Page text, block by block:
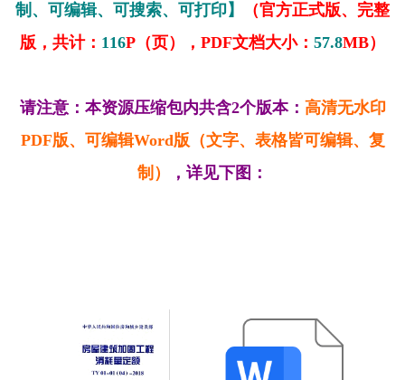
制、可编辑、可搜索、可打印】
（官方正式版、完整
版，共计： 116P（页），PDF文档大小： 57.8MB）
请注意：本资源压缩包内共含2个版本： 高清无水印
PDF版、可编辑Word版（文字、表格皆可编辑、复
制）
，详见下图：